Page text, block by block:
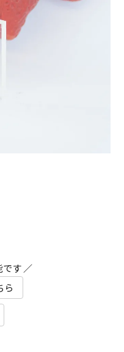
す ／
ら